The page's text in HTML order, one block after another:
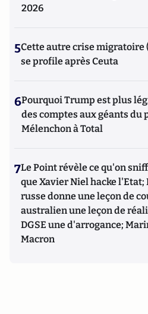
2026
5Cette autre crise
se profile après Ceuta
6Pourquoi Trump est plus
des comptes aux géants du
Mélenchon à Total
7Le Point révèle ce qu'on
que Xavier Niel hacke l'Etat;
russe donne une leçon de
australien une leçon de
DGSE une d'arrogance;
Macron